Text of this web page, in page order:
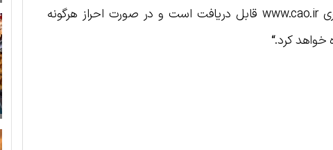
تخلفات احتمالی از طريق سايت سازمان هواپيمايي كشوري www.cao.ir قابل دريافت است و در صورت احراز هرگونه
خواهد كرد.“